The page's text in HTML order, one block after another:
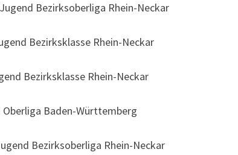
Bezirksoberliga Rhein-Neckar
Bezirksklasse Rhein-Neckar
Bezirksklasse Rhein-Neckar
Baden-Württemberg
Bezirksoberliga Rhein-Neckar